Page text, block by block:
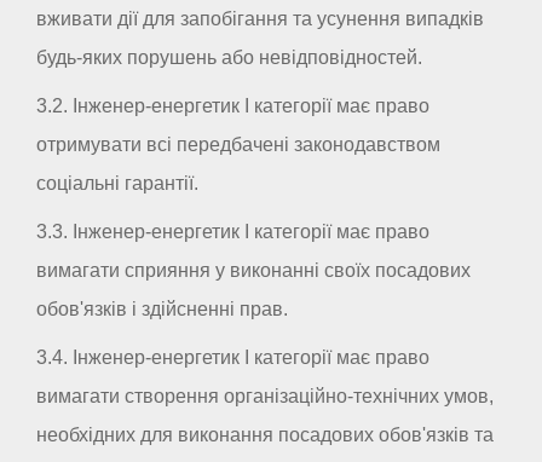
вживати дії для запобігання та усунення випадків
будь-яких порушень або невідповідностей.
3.2. Інженер-енергетик I категорії має право
отримувати всі передбачені законодавством
соціальні гарантії.
3.3. Інженер-енергетик I категорії має право
вимагати сприяння у виконанні своїх посадових
обов'язків і здійсненні прав.
3.4. Інженер-енергетик I категорії має право
вимагати створення організаційно-технічних умов,
необхідних для виконання посадових обов'язків та